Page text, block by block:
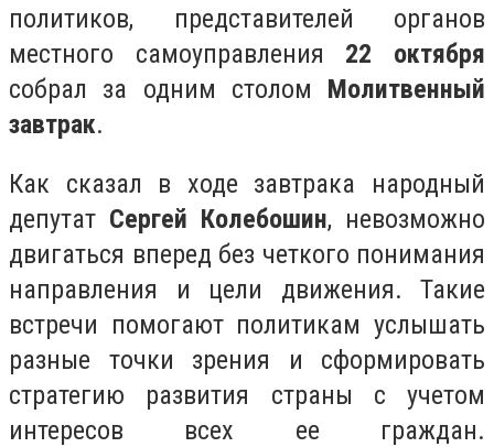
политиков, представителей органов
местного самоуправления 22 октября
собрал за одним столом Молитвенный
завтрак.
Как сказал в ходе завтрака народный
депутат Сергей Колебошин, невозможно
двигаться вперед без четкого понимания
направления и цели движения. Такие
встречи помогают политикам услышать
разные точки зрения и сформировать
стратегию развития страны с учетом
интересов всех ее граждан.